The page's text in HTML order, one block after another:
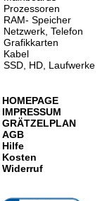
Prozessoren
RAM- Speicher
Netzwerk, Telefon
Grafikkarten
Kabel
SSD, HD, Laufwerke
HOMEPAGE
IMPRESSUM
GRÄTZELPLAN
AGB
Hilfe
Kosten
Widerruf